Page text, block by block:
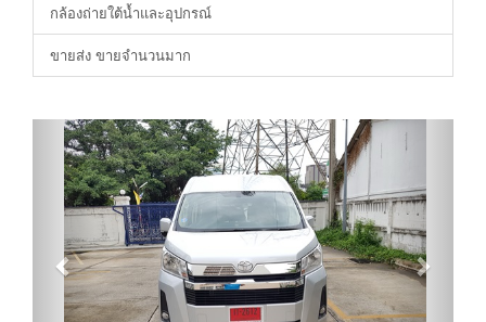
กล้องถ่ายใต้น้ำและอุปกรณ์
ขายส่ง ขายจำนวนมาก